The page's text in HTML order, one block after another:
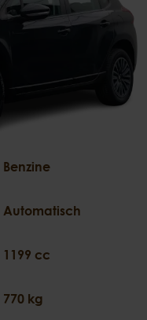
Benzine
Automatisch
1199 cc
770 kg